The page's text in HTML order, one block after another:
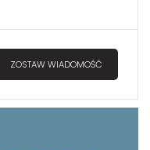
ZOSTAW WIADOMOŚĆ